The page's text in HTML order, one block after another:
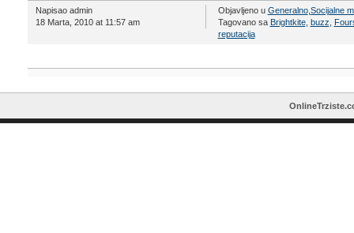
Napisao admin
18 Marta, 2010 at 11:57 am
Objavljeno u Generalno, Socijalne
Tagovano sa Brightkite, buzz
reputacija